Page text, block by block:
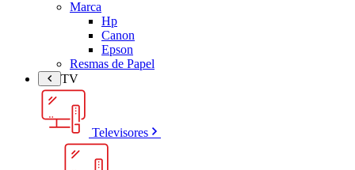
Marca
Hp
Canon
Epson
Resmas de Papel
TV
Televisores